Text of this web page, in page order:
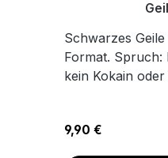
Schwarzes
Format. Spruch:
kein Kokain
gerollt, ohne
Regulärer Preis:
9,90 €